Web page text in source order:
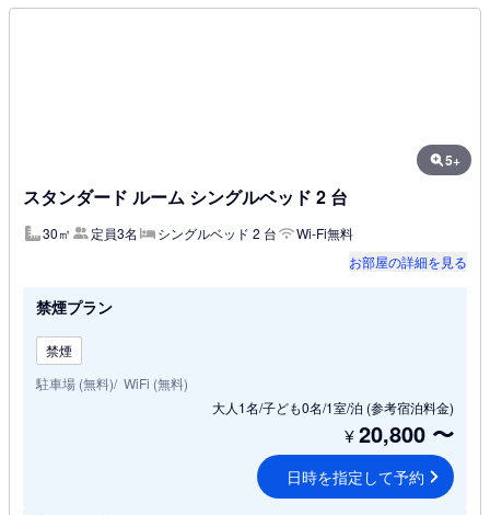
5+
スタンダード ルーム シングルベッド 2 台
30㎡ 定員3名 シングルベッド 2 台
Wi-Fi無料
お部屋の詳細を見る
禁煙プラン
禁煙
駐車場 (無料) WiFi (無料)
大人1名/子ども0名/1室/泊 (参考宿泊料金)
¥20,800 〜
日時を指定して予約